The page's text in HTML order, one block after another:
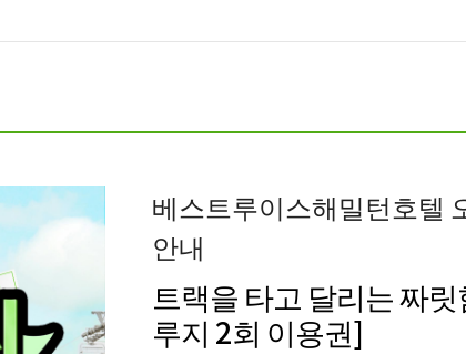
베스트루이스해밀턴호텔
안내
트랙을 타고 달리는 짜
루지 2회 이용권]